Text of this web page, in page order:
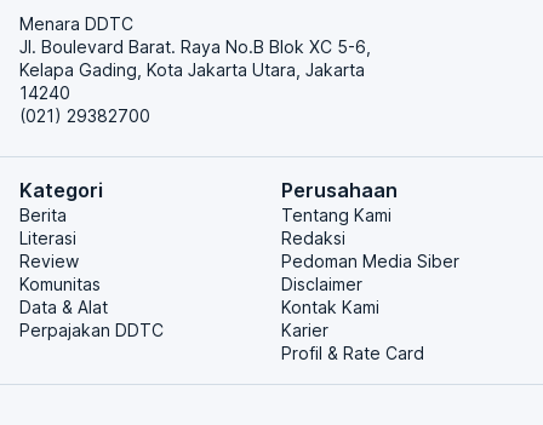
Menara DDTC
Jl. Boulevard Barat. Raya No.B Blok XC 5-6,
Kelapa Gading, Kota Jakarta Utara, Jakarta
14240
(021) 29382700
Kategori
Berita
Literasi
Review
Komunitas
Data & Alat
Perpajakan DDTC
Perusahaan
Tentang Kami
Redaksi
Pedoman Media Siber
Disclaimer
Kontak Kami
Karier
Profil & Rate Card